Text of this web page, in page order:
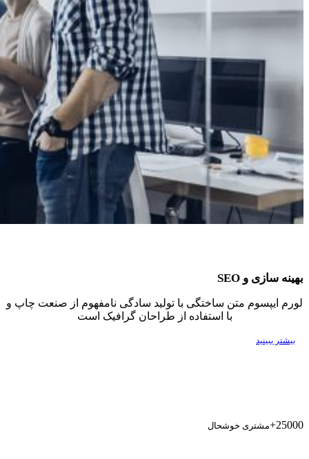
بهینه سازی و SEO
لورم ایپسوم متن ساختگی با تولید سادگی نامفهوم از صنعت چاپ و
با استفاده از طراحان گرافیک است
بیشتر ببینید
25000
+مشتری خوشحال